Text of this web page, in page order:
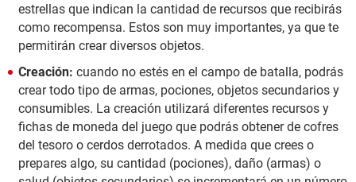
estrellas que indican la cantidad de recursos que recibirás
como recompensa. Estos son muy importantes, ya que te
permitirán crear diversos objetos.
Creación: cuando no estés en el campo de batalla, podrás
crear todo tipo de armas, pociones, objetos secundarios y
consumibles. La creación utilizará diferentes recursos y
fichas de moneda del juego que podrás obtener de cofres
del tesoro o cerdos derrotados. A medida que crees o
prepares algo, su cantidad (pociones), daño (armas) o